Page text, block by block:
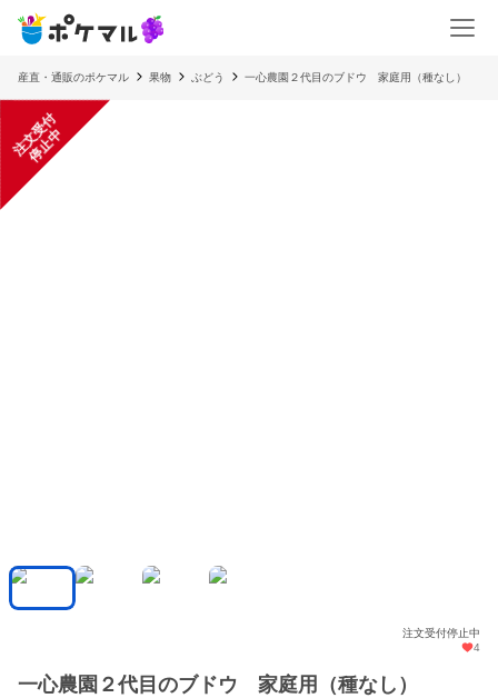
産直・通販のポケマル 果物 ぶどう 一心農園２代目のブドウ 家庭用（種なし）
注
文
受
付
停
止
中
注文受付停止中
4
一心農園２代目のブドウ 家庭用（種なし）